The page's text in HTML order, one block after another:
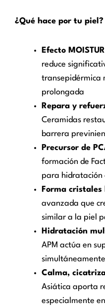
¿Qué hace por tu piel?
Efecto
reduce
transepidérmica
prolongada
Repara y
Ceramidas
barrera
Precursor de
formación de
para hidratación
Forma cristales
avanzada que
similar a la piel
Hidratación
APM actúa en
simultáneamente
Calma,
Asiática aporta
especialmente